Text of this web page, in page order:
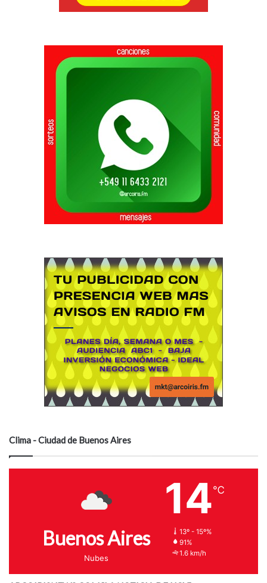
Clima - Ciudad de Buenos Aires
Buenos Aires
Nubes
14℃
13º - 15º%
91%
1.6 km/h